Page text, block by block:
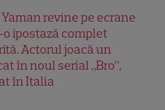
Yaman revine pe ecrane
ipostază complet
Actorul joacă un
în noul serial „Bro”,
în Italia